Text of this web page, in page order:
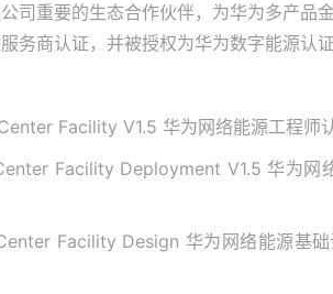
司重要的生态合作伙伴，为华为多产品
务商认证，并被授权为华为数字能源认
Facility V1.5 华为网络能源工程师
Facility Deployment V1.5 华为网
Facility Design 华为网络能源基